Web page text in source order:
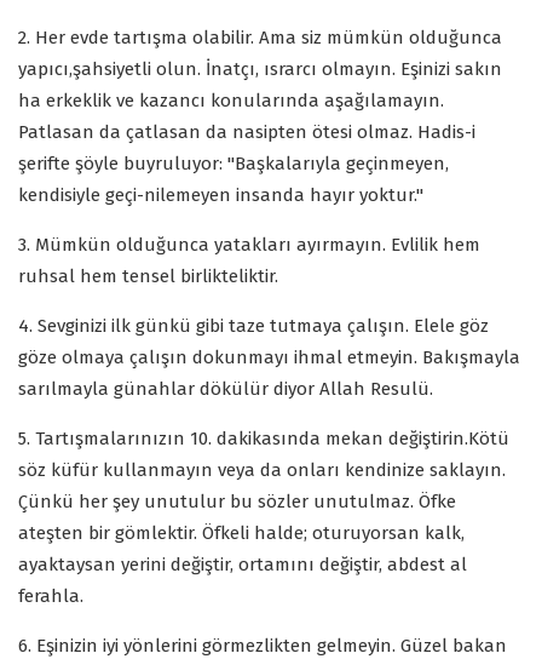
2. Her evde tartışma olabilir. Ama siz mümkün olduğunca
yapıcı,şahsiyetli olun. İnatçı, ısrarcı olmayın. Eşinizi sakın
ha erkeklik ve kazancı konularında aşağılamayın.
Patlasan da çatlasan da nasipten ötesi olmaz. Hadis-i
şerifte şöyle buyruluyor: "Başkalarıyla geçinmeyen,
kendisiyle geçi-nilemeyen insanda hayır yoktur."
3. Mümkün olduğunca yatakları ayırmayın. Evlilik hem
ruhsal hem tensel birlikteliktir.
4. Sevginizi ilk günkü gibi taze tutmaya çalışın. Elele göz
göze olmaya çalışın dokunmayı ihmal etmeyin. Bakışmayla
sarılmayla günahlar dökülür diyor Allah Resulü.
5. Tartışmalarınızın 10. dakikasında mekan değiştirin.Kötü
söz küfür kullanmayın veya da onları kendinize saklayın.
Çünkü her şey unutulur bu sözler unutulmaz. Öfke
ateşten bir gömlektir. Öfkeli halde; oturuyorsan kalk,
ayaktaysan yerini değiştir, ortamını değiştir, abdest al
ferahla.
6. Eşinizin iyi yönlerini görmezlikten gelmeyin. Güzel bakan